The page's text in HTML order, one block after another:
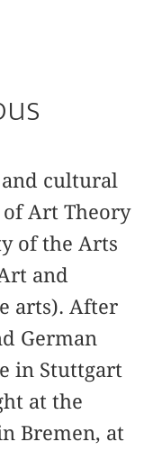
cultural
Art Theory
of the Arts
and
arts). After
German
in Stuttgart
at the
Bremen, at